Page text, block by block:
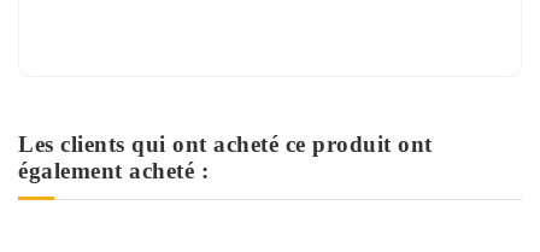
Les clients qui ont acheté ce produit ont
également acheté :